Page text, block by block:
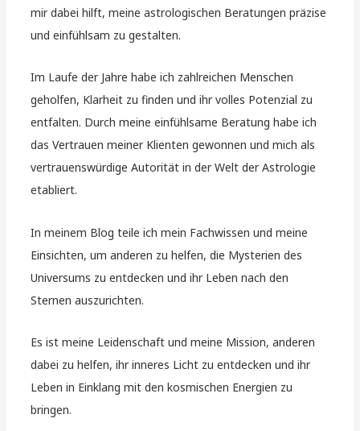
mir dabei hilft, meine astrologischen Beratungen präzise
und einfühlsam zu gestalten.
Im Laufe der Jahre habe ich zahlreichen Menschen
geholfen, Klarheit zu finden und ihr volles Potenzial zu
entfalten. Durch meine einfühlsame Beratung habe ich
das Vertrauen meiner Klienten gewonnen und mich als
vertrauenswürdige Autorität in der Welt der Astrologie
etabliert.
In meinem Blog teile ich mein Fachwissen und meine
Einsichten, um anderen zu helfen, die Mysterien des
Universums zu entdecken und ihr Leben nach den
Sternen auszurichten.
Es ist meine Leidenschaft und meine Mission, anderen
dabei zu helfen, ihr inneres Licht zu entdecken und ihr
Leben in Einklang mit den kosmischen Energien zu
bringen.